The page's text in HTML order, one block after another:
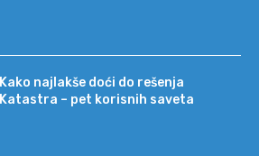
Kako najlakše doći do rešenja
Katastra – pet korisnih saveta